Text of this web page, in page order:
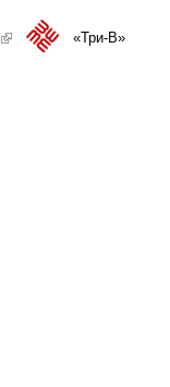
(link is external)«Три-В»